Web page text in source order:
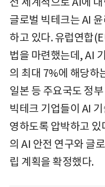
글로벌 빅테크는 AI
하고 있다. 유럽연합
법을 마련했는데, AI
의 최대 7%에 해당하
일본 등 주요국도 정
빅테크 기업들이 AI
영하도록 압박하고 있
의 AI 안전 연구와 글
립 계획을 확정했다.